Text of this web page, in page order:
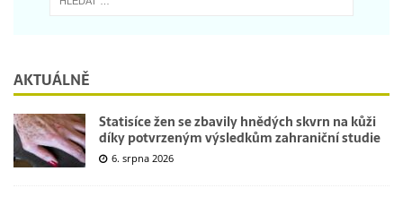
AKTUÁLNĚ
Statisíce žen se zbavily hnědých skvrn na kůži
díky potvrzeným výsledkům zahraniční studie
6. srpna 2026